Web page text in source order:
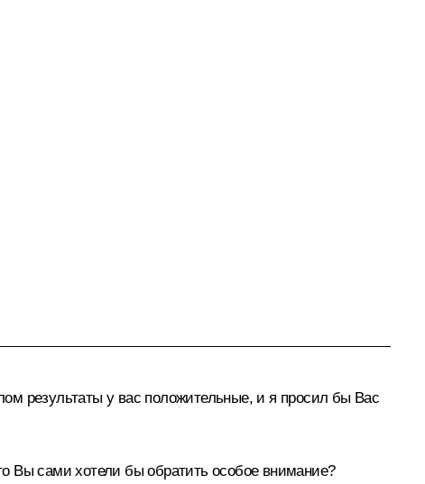
результаты у вас положительные, и я просил бы Вас
Вы сами хотели бы обратить особое внимание?